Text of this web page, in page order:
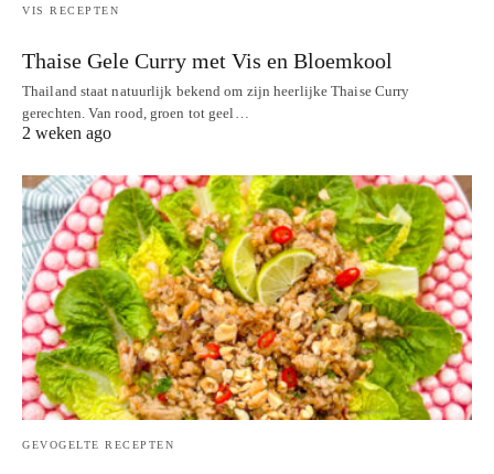
VIS RECEPTEN
Thaise Gele Curry met Vis en Bloemkool
Thailand staat natuurlijk bekend om zijn heerlijke Thaise Curry
gerechten. Van rood, groen tot geel…
2 weken ago
GEVOGELTE RECEPTEN